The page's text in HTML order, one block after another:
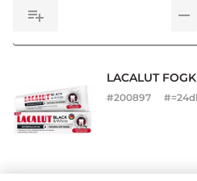
LACALUT
#200897